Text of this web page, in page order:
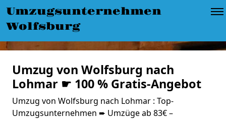
Umzugsunternehmen
Wolfsburg
Umzug von Wolfsburg nach
Lohmar ☛ 100 % Gratis-Angebot
Umzug von Wolfsburg nach Lohmar : Top-
Umzugsunternehmen ➨ Umzüge ab 83€ –